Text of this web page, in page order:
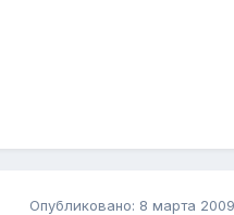
Опубликовано: 8 марта 2009